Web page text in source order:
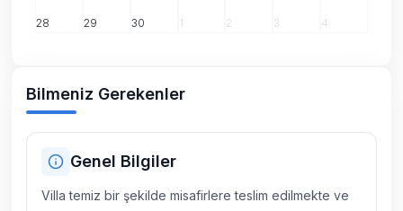
28 29 30 1 2 3 4
Bilmeniz Gerekenler
Genel Bilgiler
Villa temiz bir şekilde misafirlere teslim edilmekte ve